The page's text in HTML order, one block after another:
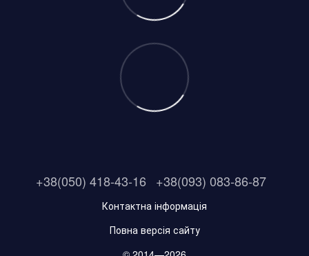
+38(050) 418-43-16 +38(093) 083-86-87
Контактна інформація
Повна версія сайту